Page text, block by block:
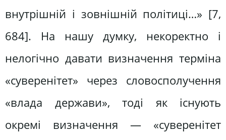
внутрішній і зовнішній політиці…» [7,
684]. На нашу думку, некоректно і
нелогічно давати визначення терміна
«суверенітет» через словосполучення
«влада держави», тоді як існують
окремі визначення — «суверенітет